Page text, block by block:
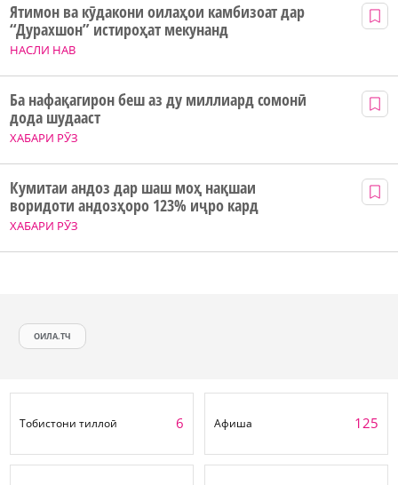
НАСЛИ НАВ
Ятимон ва кӯдакони оилаҳои камбизоат дар
“Дурахшон” истироҳат мекунанд
ХАБАРИ РӮЗ
Ба нафақагирон беш аз ду миллиард сомонӣ
дода шудааст
ХАБАРИ РӮЗ
Кумитаи андоз дар шаш моҳ нақшаи
воридоти андозҳоро 123% иҷро кард
ОИЛА.ТЧ
Тобистони тиллоӣ 6 Афиша 125